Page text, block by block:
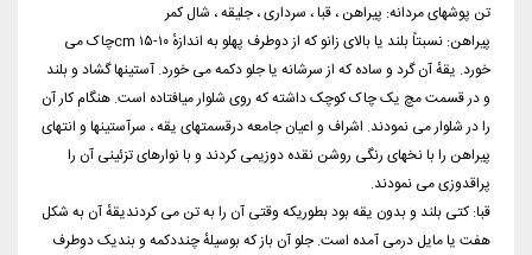
تن پوشهای مردانه: پیراهن ، قبا ، سرداری ، جلیقه ، شال کمر
پیراهن: نسبتاً بلند یا بالای زانو که از دوطرف پهلو به اندازهٔ cm ۱۵-۱۰چاک می
خورد. یقهٔ آن گرد و ساده که از سرشانه یا جلو دکمه می خورد. آستینها گشاد و بلند
و در قسمت مچ یک چاک کوچک داشته که روی شلوار میافتاده است. هنگام کار آن
را در شلوار می نمودند. اشراف و اعیان جامعه درقسمتهای یقه ، سرآستینها و انتهای
پیراهن را با نخهای رنگی روشن نقده دوزیمی کردند و با نوارهای تزئینی آن را
پراقدوزی می نمودند.
قبا: کتی بلند و بدون یقه بود بطوریکه وقتی آن را به تن می کردندیقهٔ آن به شکل
هفت یا مایل درمی آمده است. جلو آن باز که بوسیلهٔ چنددکمه و بندیک دوطرف